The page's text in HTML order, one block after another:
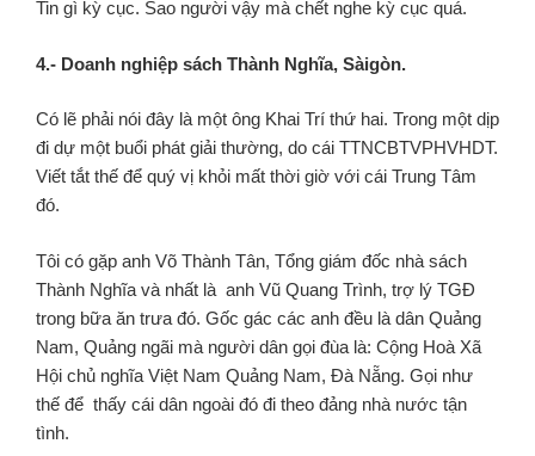
Tin gì kỳ cục. Sao người vậy mà chết nghe kỳ cục quá.
4.- Doanh nghiệp sách Thành Nghĩa, Sàigòn.
Có lẽ phải nói đây là một ông Khai Trí thứ hai. Trong một dịp
đi dự một buổi phát giải thường, do cái TTNCBTVPHVHDT.
Viết tắt thế để quý vị khỏi mất thời giờ với cái Trung Tâm
đó.
Tôi có gặp anh Võ Thành Tân, Tổng giám đốc nhà sách
Thành Nghĩa và nhất là anh Vũ Quang Trình, trợ lý TGĐ
trong bữa ăn trưa đó. Gốc gác các anh đều là dân Quảng
Nam, Quảng ngãi mà người dân gọi đùa là: Cộng Hoà Xã
Hội chủ nghĩa Việt Nam Quảng Nam, Đà Nẵng. Gọi như
thế để thấy cái dân ngoài đó đi theo đảng nhà nước tận
tình.